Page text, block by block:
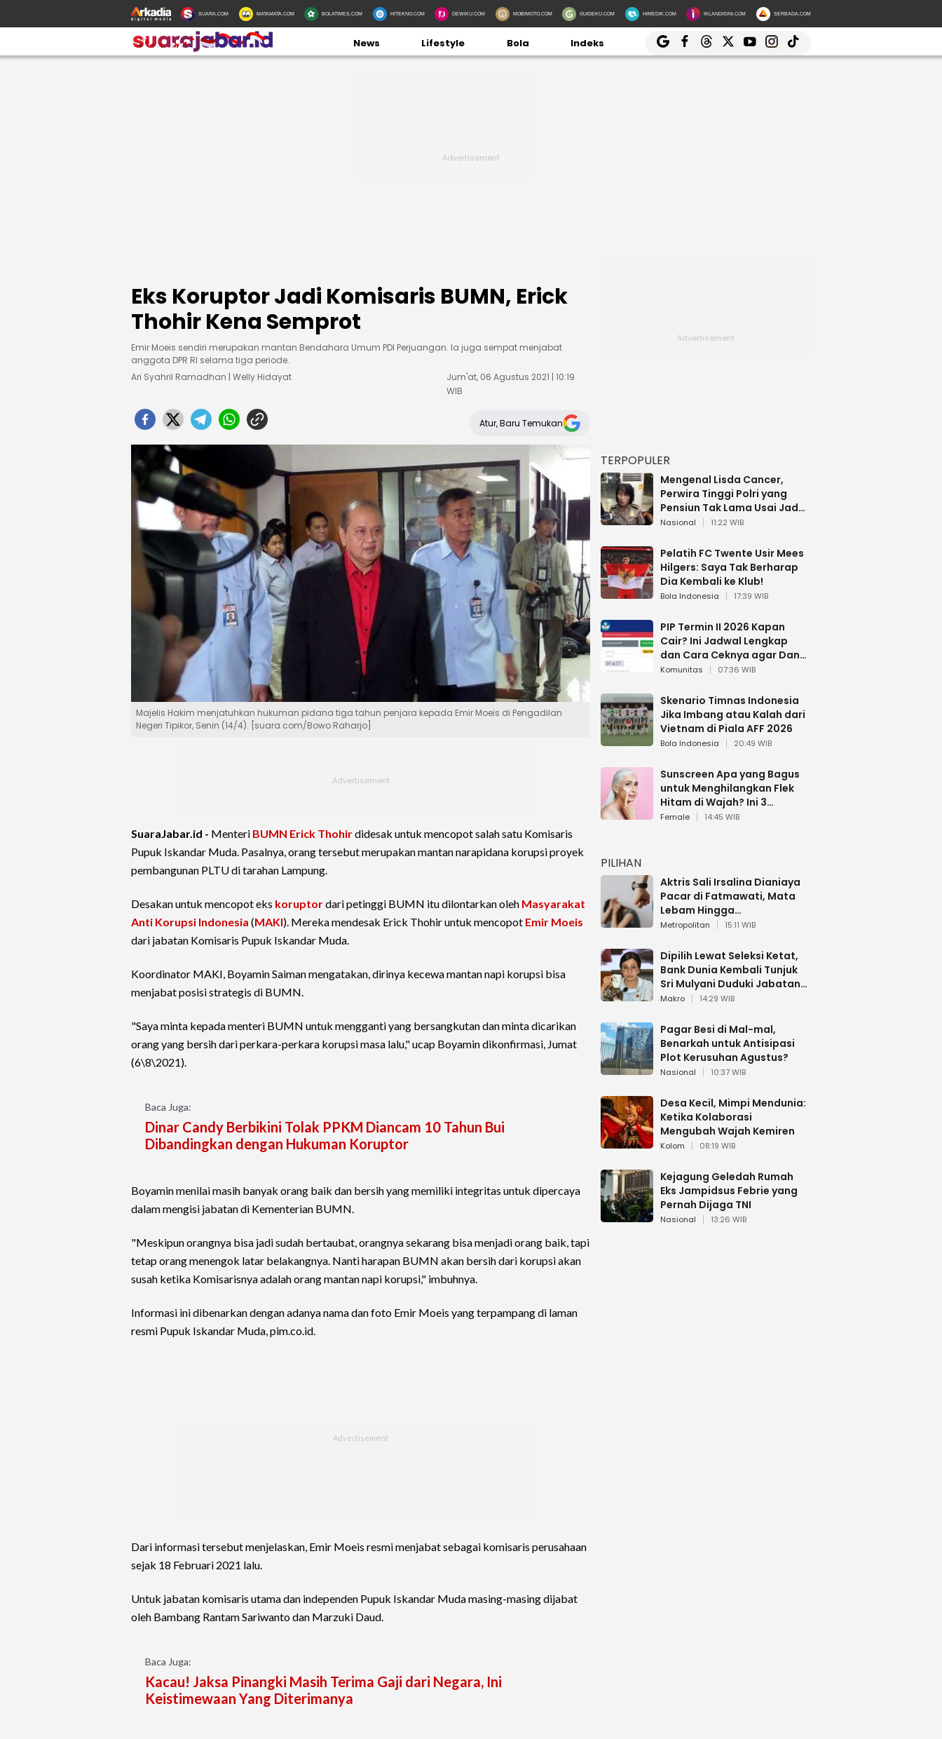
SUARA.COM MATAMATA.COM BOLATIMES.COM HITEKNO.COM DEWIKU.COM MOBIMOTO.COM GUIDEKU.COM HIMEDIK.COM IKLANDISINI.COM SERBADA.COM
News Lifestyle Bola Indeks
Eks Koruptor Jadi Komisaris BUMN, Erick
Thohir Kena Semprot
Emir Moeis sendiri merupakan mantan Bendahara Umum PDI Perjuangan. Ia juga sempat menjabat
anggota DPR RI selama tiga periode.
Ari Syahril Ramadhan | Welly Hidayat
Jum'at, 06 Agustus 2021 | 10:19
WIB
Atur, Baru Temukan
Majelis Hakim menjatuhkan hukuman pidana tiga tahun penjara kepada Emir Moeis di Pengadilan
Negeri Tipikor, Senin (14/4). [suara.com/Bowo Raharjo]
SuaraJabar.id - Menteri BUMN Erick Thohirdidesak untuk mencopot salah satu Komisaris
Pupuk Iskandar Muda. Pasalnya, orang tersebut merupakan mantan narapidana korupsi proyek
pembangunan PLTU di tarahan Lampung.
Desakan untuk mencopot eks koruptordari petinggi BUMN itu dilontarkan oleh Masyarakat
Anti Korupsi Indonesia (MAKI). Mereka mendesak Erick Thohir untuk mencopot Emir Moeis
dari jabatan Komisaris Pupuk Iskandar Muda.
Koordinator MAKI, Boyamin Saiman mengatakan, dirinya kecewa mantan napi korupsi bisa
menjabat posisi strategis di BUMN.
"Saya minta kepada menteri BUMN untuk mengganti yang bersangkutan dan minta dicarikan
orang yang bersih dari perkara-perkara korupsi masa lalu," ucap Boyamin dikonfirmasi, Jumat
(6\8\2021).
Baca Juga:
Dinar Candy Berbikini Tolak PPKM Diancam 10 Tahun Bui
Dibandingkan dengan Hukuman Koruptor
Boyamin menilai masih banyak orang baik dan bersih yang memiliki integritas untuk dipercaya
dalam mengisi jabatan di Kementerian BUMN.
"Meskipun orangnya bisa jadi sudah bertaubat, orangnya sekarang bisa menjadi orang baik, tapi
tetap orang menengok latar belakangnya. Nanti harapan BUMN akan bersih dari korupsi akan
susah ketika Komisarisnya adalah orang mantan napi korupsi," imbuhnya.
Informasi ini dibenarkan dengan adanya nama dan foto Emir Moeis yang terpampang di laman
resmi Pupuk Iskandar Muda, pim.co.id.
Dari informasi tersebut menjelaskan, Emir Moeis resmi menjabat sebagai komisaris perusahaan
sejak 18 Februari 2021 lalu.
Untuk jabatan komisaris utama dan independen Pupuk Iskandar Muda masing-masing dijabat
oleh Bambang Rantam Sariwanto dan Marzuki Daud.
Baca Juga:
Kacau! Jaksa Pinangki Masih Terima Gaji dari Negara, Ini
Keistimewaan Yang Diterimanya
TERPOPULER
Mengenal Lisda Cancer,
Perwira Tinggi Polri yang
Pensiun Tak Lama Usai Jadi
Brigjen
Nasional 11:22 WIB
Pelatih FC Twente Usir Mees
Hilgers: Saya Tak Berharap
Dia Kembali ke Klub!
Bola Indonesia 17:39 WIB
PIP Termin II 2026 Kapan
Cair? Ini Jadwal Lengkap
dan Cara Ceknya agar Dana
Tidak Hangus!
Komunitas 07:36 WIB
Skenario Timnas Indonesia
Jika Imbang atau Kalah dari
Vietnam di Piala AFF 2026
Bola Indonesia 20:49 WIB
Sunscreen Apa yang Bagus
untuk Menghilangkan Flek
Hitam di Wajah? Ini 3
Rekomendasi sesuai Review
Female 14:45 WIB
PILIHAN
Aktris Sali Irsalina Dianiaya
Pacar di Fatmawati, Mata
Lebam Hingga
Diselamatkan Polantas
Metropolitan 15:11 WIB
Dipilih Lewat Seleksi Ketat,
Bank Dunia Kembali Tunjuk
Sri Mulyani Duduki Jabatan
Strategis
Makro 14:29 WIB
Pagar Besi di Mal-mal,
Benarkah untuk Antisipasi
Plot Kerusuhan Agustus?
Nasional 10:37 WIB
Desa Kecil, Mimpi Mendunia:
Ketika Kolaborasi
Mengubah Wajah Kemiren
Kolom 08:19 WIB
Kejagung Geledah Rumah
Eks Jampidsus Febrie yang
Pernah Dijaga TNI
Nasional 13:26 WIB